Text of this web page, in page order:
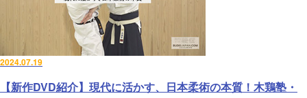
2024.07.19
【新作DVD紹介】現代に活かす、日本柔術の本質！木鶏塾・